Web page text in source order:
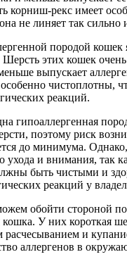
корниш-рекс имеет
не линяет так сильно
породой кошек
Шерсть этих кошек
выпускает
чистоплотны,
реакций.
гипоаллергенная
поэтому риск
до минимума.
ухода и внимания, так
быть чистыми и
реакций у
обойти стороной
кошка. У них короткая
расчесыванием и
аллергенов в